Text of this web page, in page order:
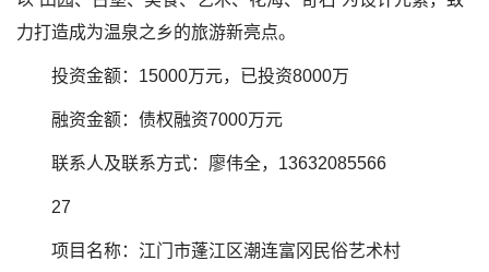
力打造成为温泉之乡的旅游新亮点。
投资金额：15000万元，已投资8000万
融资金额：债权融资7000万元
联系人及联系方式：廖伟全，13632085566
27
项目名称：江门市蓬江区潮连富冈民俗艺术村